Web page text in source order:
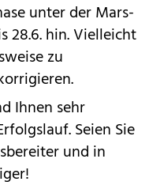
unter der Mars-
28.6. hin. Vielleicht
zu
Ihnen sehr
Seien Sie
und in